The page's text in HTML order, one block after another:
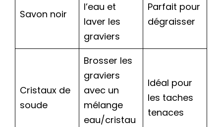
Savon noir
l’eau et
laver les
graviers
Parfait pour
dégraisser
Cristaux de
soude
Brosser les
graviers
avec un
mélange
eau/cristau
Idéal pour
les taches
tenaces